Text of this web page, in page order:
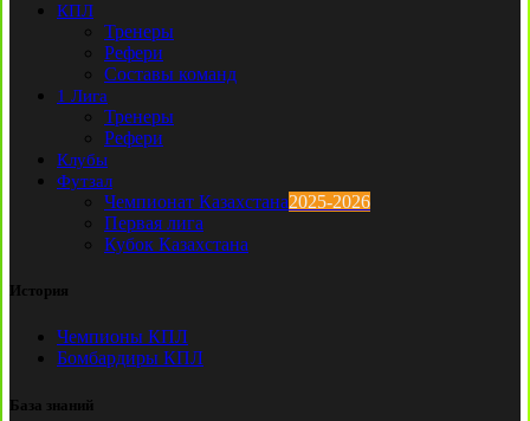
КПЛ
Тренеры
Рефери
Составы команд
1 Лига
Тренеры
Рефери
Клубы
Футзал
Чемпионат Казахстана2025-2026
Первая лига
Кубок Казахстана
История
Чемпионы КПЛ
Бомбардиры КПЛ
База знаний